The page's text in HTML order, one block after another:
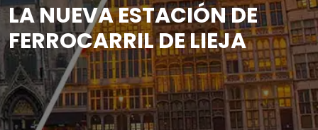
LA NUEVA ESTACIÓN DE
FERROCARRIL DE LIEJA